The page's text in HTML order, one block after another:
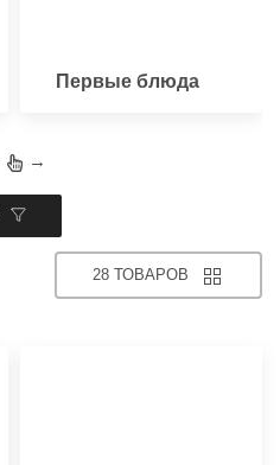
Первые блюда
→
28 ТОВАРОВ